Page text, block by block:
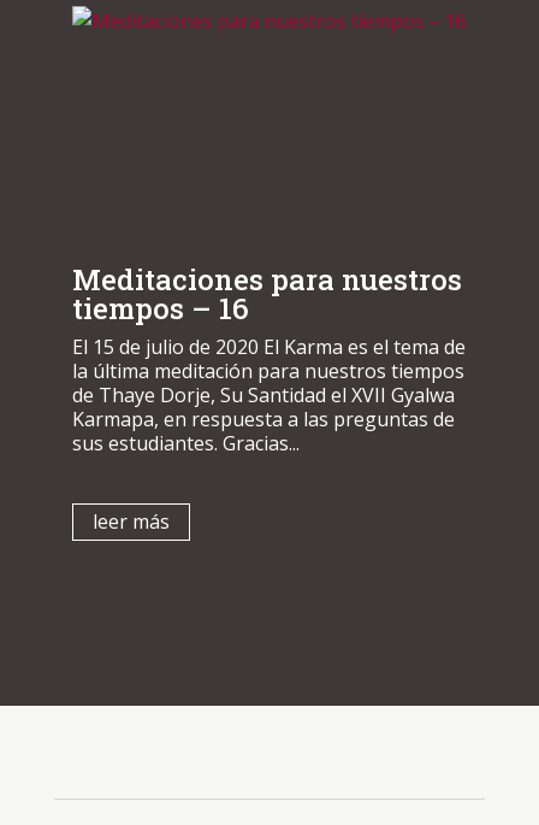
Meditaciones para nuestros
tiempos – 16
El 15 de julio de 2020 El Karma es el tema de
la última meditación para nuestros tiempos
de Thaye Dorje, Su Santidad el XVII Gyalwa
Karmapa, en respuesta a las preguntas de
sus estudiantes. Gracias...
leer más